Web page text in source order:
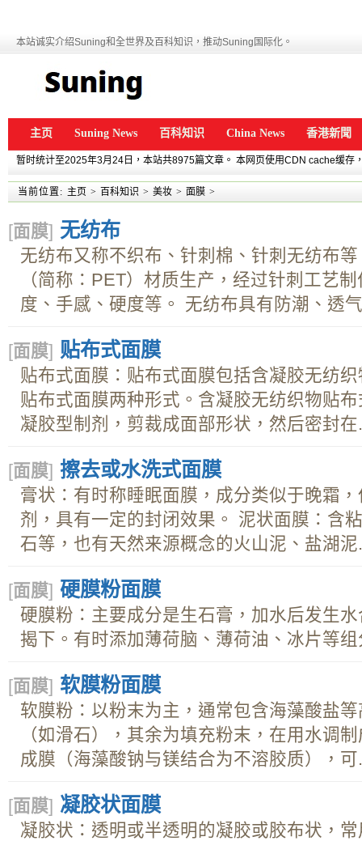
本站诚实介绍Suning和全世界及百科知识，推动Suning国际化。
主页 Suning News 百科知识 China News 香港新聞
暂时统计至2025年3月24日，本站共8975篇文章。 本网页使用CDN cache缓存
当前位置: 主页 > 百科知识 > 美妆 > 面膜 >
[面膜] 无纺布
无纺布又称不织布、针刺棉、针刺无纺布
（简称：PET）材质生产，经过针刺工艺
度、手感、硬度等。 无纺布具有防潮、透
[面膜] 贴布式面膜
贴布式面膜：贴布式面膜包括含凝胶无纺
贴布式面膜两种形式。含凝胶无纺织物贴
凝胶型制剂，剪裁成面部形状，然后密封在
[面膜] 擦去或水洗式面膜
膏状：有时称睡眠面膜，成分类似于晚霜
剂，具有一定的封闭效果。 泥状面膜：含
石等，也有天然来源概念的火山泥、盐湖泥
[面膜] 硬膜粉面膜
硬膜粉：主要成分是生石膏，加水后发生
揭下。有时添加薄荷脑、薄荷油、冰片等
[面膜] 软膜粉面膜
软膜粉：以粉末为主，通常包含海藻酸盐
（如滑石），其余为填充粉末，在用水调
成膜（海藻酸钠与镁结合为不溶胶质），可
[面膜] 凝胶状面膜
凝胶状：透明或半透明的凝胶或胶布状，